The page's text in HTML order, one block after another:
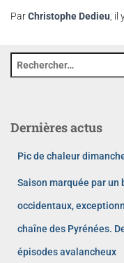
ParChristophe Dedieu , il
Dernières actus
Pic de chaleur
Saison marquée par
occidentaux,
chaîne des Pyrénées.
épisodes avalancheux